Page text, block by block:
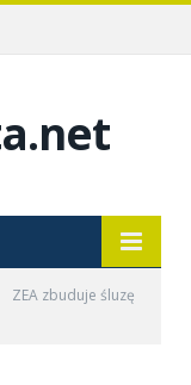
ZEA zbuduje śluzę